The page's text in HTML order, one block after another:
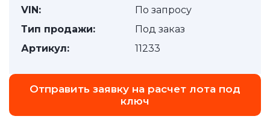
VIN:
По запросу
Тип продажи:
Под заказ
Артикул:
11233
Отправить заявку на расчет лота под
ключ